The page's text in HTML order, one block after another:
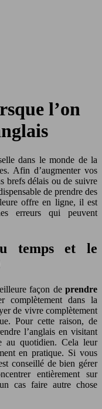
l’on
dans le monde de la
Afin d’augmenter vos
brefs délais ou de suivre
de prendre des
offre en ligne, il est
erreurs qui peuvent
temps et le
façon de prendre
complètement dans la
de vivre complètement
Pour cette raison, de
l’anglais en visitant
au quotidien. Cela leur
en pratique. Si vous
conseillé de bien gérer
entièrement sur
cas faire autre chose